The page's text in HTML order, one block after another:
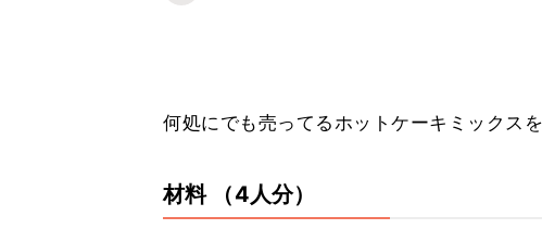
何処にでも売ってるホットケーキミックス
材料 （4人分）